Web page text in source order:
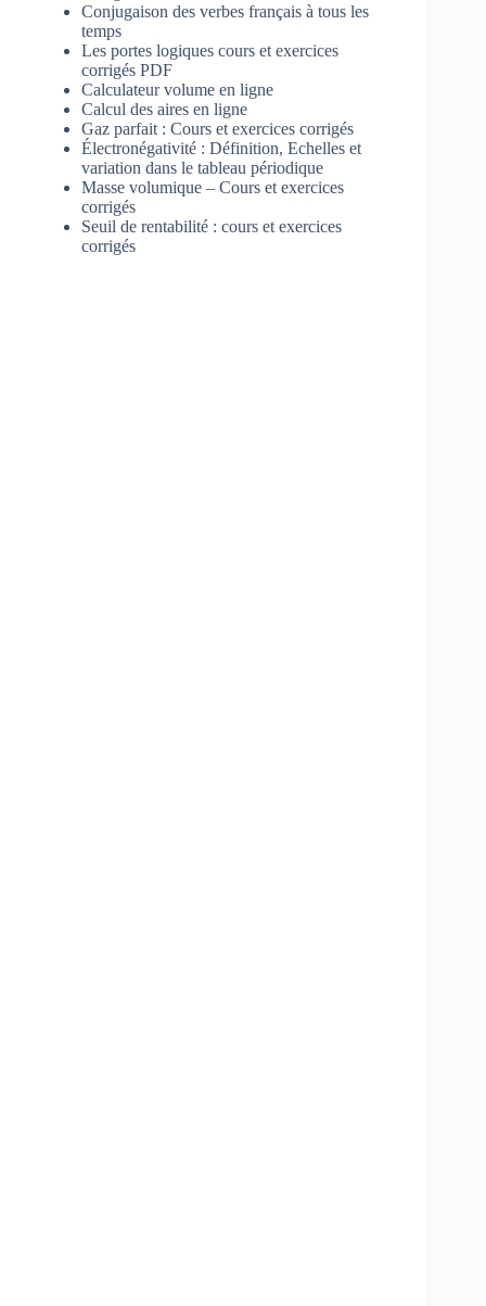
Conjugaison des verbes français à tous les
temps
Les portes logiques cours et exercices
corrigés PDF
Calculateur volume en ligne
Calcul des aires en ligne
Gaz parfait : Cours et exercices corrigés
Électronégativité : Définition, Echelles et
variation dans le tableau périodique
Masse volumique – Cours et exercices
corrigés
Seuil de rentabilité : cours et exercices
corrigés